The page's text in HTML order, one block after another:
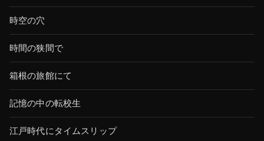
時空の穴
時間の狭間で
箱根の旅館にて
記憶の中の転校生
江戸時代にタイムスリップ